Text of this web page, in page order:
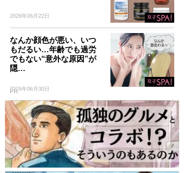
2026年06月22日
なんか顔色が悪い、いつ
もだるい…年齢でも過労
でもない“意外な原因”が
隠…
2026年06月30日
PR